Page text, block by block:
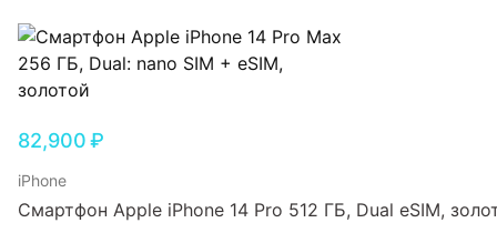
82,900₽
iPhone
Смартфон Apple iPhone 14 Pro 512 ГБ, Dual еSIM,